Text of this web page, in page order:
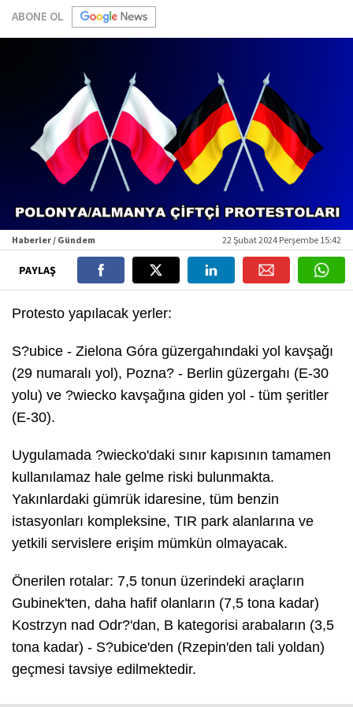
ABONE OL
Haberler / Gündem 22 Şubat 2024 Perşembe 15:42
PAYLAŞ
Protesto yapılacak yerler:
S?ubice - Zielona Góra güzergahındaki yol kavşağı
(29 numaralı yol), Pozna? - Berlin güzergahı (E-30
yolu) ve ?wiecko kavşağına giden yol - tüm şeritler
(E-30).
Uygulamada ?wiecko'daki sınır kapısının tamamen
kullanılamaz hale gelme riski bulunmakta.
Yakınlardaki gümrük idaresine, tüm benzin
istasyonları kompleksine, TIR park alanlarına ve
yetkili servislere erişim mümkün olmayacak.
Önerilen rotalar: 7,5 tonun üzerindeki araçların
Gubinek'ten, daha hafif olanların (7,5 tona kadar)
Kostrzyn nad Odr?'dan, B kategorisi arabaların (3,5
tona kadar) - S?ubice'den (Rzepin'den tali yoldan)
geçmesi tavsiye edilmektedir.